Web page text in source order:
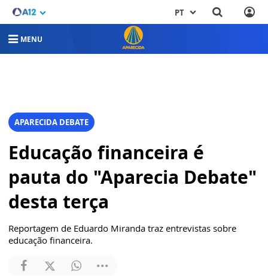
PT
MENU
APARECIDA DEBATE
Educação financeira é
pauta do "Aparecia Debate"
desta terça
Reportagem de Eduardo Miranda traz entrevistas sobre
educação financeira.